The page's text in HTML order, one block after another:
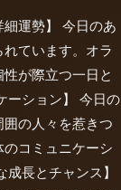
細運勢】 今日のあ
ています。オラ
が際立つ一日と
ーション】 今日の
の人々を惹きつ
コミュニケーシ
長とチャンス】